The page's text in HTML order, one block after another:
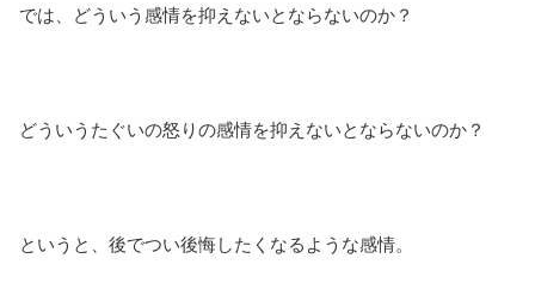
では、どういう感情を抑えないとならないのか？
どういうたぐいの怒りの感情を抑えないとならないのか？
というと、後でつい後悔したくなるような感情。